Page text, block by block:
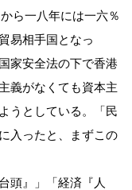
ら一八年には一六％
易相手国となっ
家安全法の下で香港
義がなくても資本主
うとしている。「民
入ったと、まずこの
頭』」「経済『人